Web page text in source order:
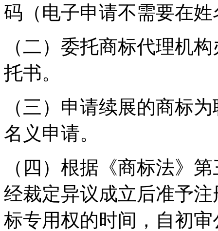
码（电子申请不需要在
（二）委托商标代理机
托书。
（三）申请续展的商标
名义申请。
（四）根据《商标法》
经裁定异议成立后准予
标专用权的时间，自初